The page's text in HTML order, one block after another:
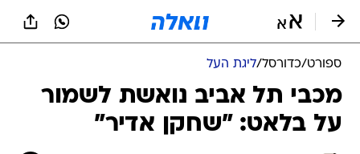
ספורט/כדורסל/ליגת העל
מכבי תל אביב נואשת לשמור
על בלאט: "שחקן אדיר"